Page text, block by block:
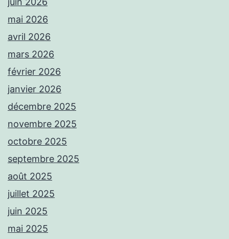
mai 2026
avril 2026
mars 2026
février 2026
janvier 2026
décembre 2025
novembre 2025
octobre 2025
septembre 2025
août 2025
juillet 2025
juin 2025
mai 2025